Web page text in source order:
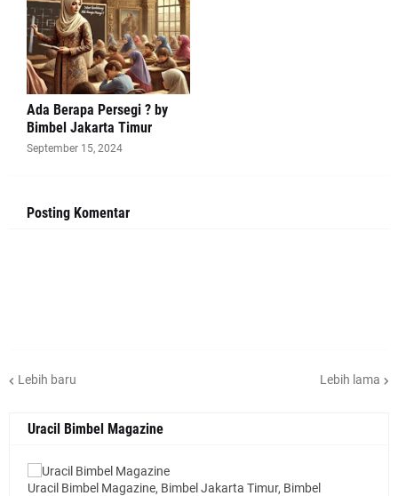
Ada Berapa Persegi ? by
Bimbel Jakarta Timur
September 15, 2024
Posting Komentar
Lebih baru Lebih lama
Uracil Bimbel Magazine
Uracil Bimbel Magazine, Bimbel Jakarta Timur, Bimbel